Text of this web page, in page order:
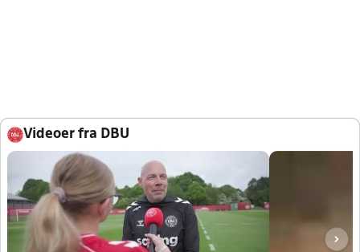
Videoer fra DBU